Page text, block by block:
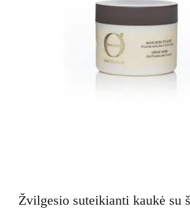
Žvilgesio suteikianti kaukė su